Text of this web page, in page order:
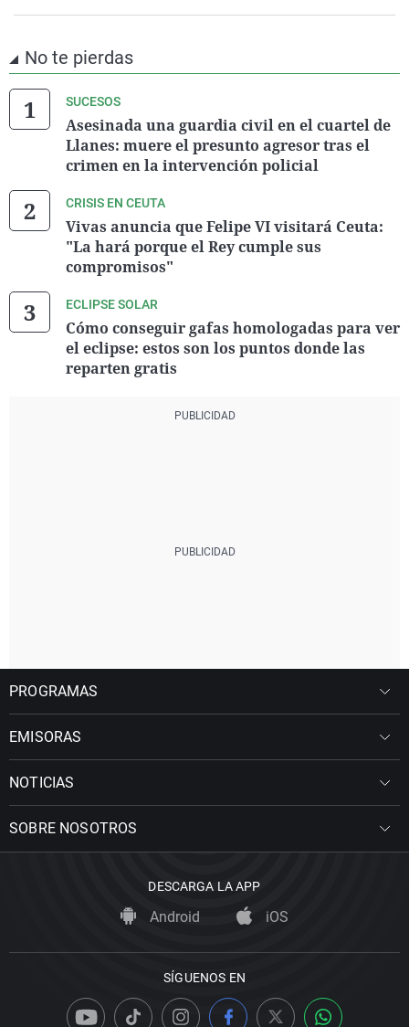
No te pierdas
SUCESOS
Asesinada una guardia civil en el cuartel de
Llanes: muere el presunto agresor tras el
crimen en la intervención policial
CRISIS EN CEUTA
Vivas anuncia que Felipe VI visitará Ceuta:
"La hará porque el Rey cumple sus
compromisos"
ECLIPSE SOLAR
Cómo conseguir gafas homologadas para ver
el eclipse: estos son los puntos donde las
reparten gratis
PROGRAMAS
EMISORAS
NOTICIAS
SOBRE NOSOTROS
DESCARGA LA APP
Android iOS
SÍGUENOS EN